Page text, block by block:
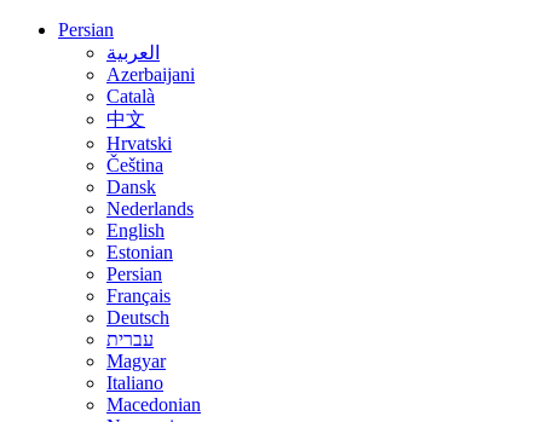
Persian
العربية
Azerbaijani
Català
中文
Hrvatski
Čeština
Dansk
Nederlands
English
Estonian
Persian
Français
Deutsch
עברית
Magyar
Italiano
Macedonian